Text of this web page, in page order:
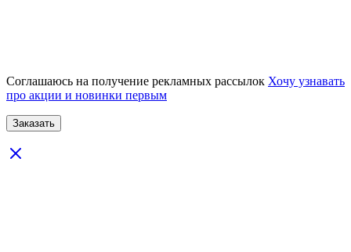
Соглашаюсь на получение рекламных рассылок Хочу узнавать
про акции и новинки первым